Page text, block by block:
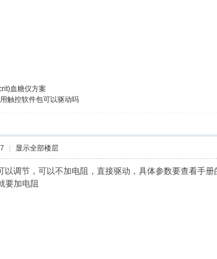
血糖仪方案
触控软件包可以驱动吗
显示全部楼层
以调节，可以不加电阻，直接驱动，具体参数要查看手
要加电阻